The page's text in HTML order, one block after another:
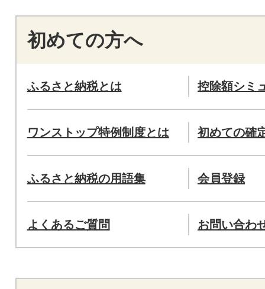
初めての方へ
ふるさと納税とは 控除額シミ
ワンストップ特例制度とは 初めての確
ふるさと納税の用語集 会員登録
よくあるご質問 お問い合わ